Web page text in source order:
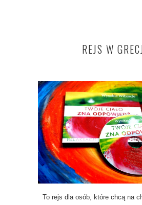
REJS W
To rejs dla osób, które chcą na